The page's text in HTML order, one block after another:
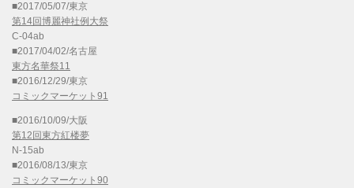
■2017/05/07/東京
第14回博麗神社例大祭
C-04ab
■2017/04/02/名古屋
東方名華祭11
■2016/12/29/東京
コミックマーケット91
■2016/10/09/大阪
第12回東方紅楼夢
N-15ab
■2016/08/13/東京
コミックマーケット90